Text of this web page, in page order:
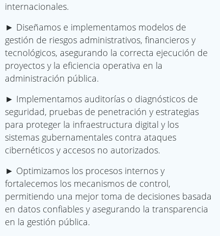
internacionales.
► Diseñamos e implementamos modelos de
gestión de riesgos administrativos, financieros y
tecnológicos, asegurando la correcta ejecución de
proyectos y la eficiencia operativa en la
administración pública.
► Implementamos auditorías o diagnósticos de
seguridad, pruebas de penetración y estrategias
para proteger la infraestructura digital y los
sistemas gubernamentales contra ataques
cibernéticos y accesos no autorizados.
► Optimizamos los procesos internos y
fortalecemos los mecanismos de control,
permitiendo una mejor toma de decisiones basada
en datos confiables y asegurando la transparencia
en la gestión pública.